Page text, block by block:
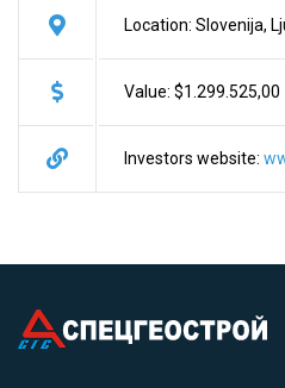
Location: Slovenija,
Value: $1.299.525,00
Investors website: